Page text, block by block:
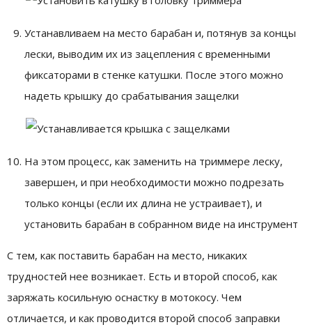
Устанавливаем на место барабан и, потянув за концы
лески, выводим их из зацепления с временными
фиксаторами в стенке катушки. После этого можно
надеть крышку до срабатывания защелки
На этом процесс, как заменить на триммере леску,
завершен, и при необходимости можно подрезать
только концы (если их длина не устраивает), и
установить барабан в собранном виде на инструмент
С тем, как поставить барабан на место, никаких
трудностей нее возникает. Есть и второй способ, как
заряжать косильную оснастку в мотокосу. Чем
отличается, и как проводится второй способ заправки